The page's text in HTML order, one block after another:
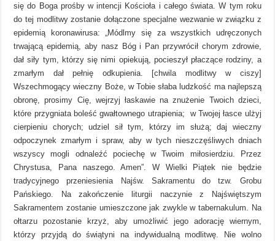
się do Boga prośby w intencji Kościoła i całego świata. W tym roku
do tej modlitwy zostanie dołączone specjalne wezwanie w związku z
epidemią koronawirusa: „Módlmy się za wszystkich udręczonych
trwającą epidemią, aby nasz Bóg i Pan przywrócił chorym zdrowie,
dał siły tym, którzy się nimi opiekują, pocieszył płaczące rodziny, a
zmarłym dał pełnię odkupienia. [chwila modlitwy w ciszy]
Wszechmogący wieczny Boże, w Tobie słaba ludzkość ma najlepszą
obronę, prosimy Cię, wejrzyj łaskawie na znużenie Twoich dzieci,
które przygniata boleść gwałtownego utrapienia; w Twojej łasce ulżyj
cierpieniu chorych; udziel sił tym, którzy im służą; daj wieczny
odpoczynek zmarłym i spraw, aby w tych nieszczęśliwych dniach
wszyscy mogli odnaleźć pociechę w Twoim miłosierdziu. Przez
Chrystusa, Pana naszego. Amen”. W Wielki Piątek nie będzie
tradycyjnego przeniesienia Najśw. Sakramentu do tzw. Grobu
Pańskiego. Na zakończenie liturgii naczynie z Najświętszym
Sakramentem zostanie umieszczone jak zwykle w tabernakulum. Na
ołtarzu pozostanie krzyż, aby umożliwić jego adorację wiernym,
którzy przyjdą do świątyni na indywidualną modlitwę. Nie wolno